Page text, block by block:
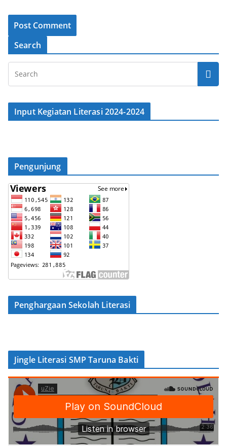
Search
Input Kegiatan Literasi 2024-2024
Pengunjung
Penghargaan Sekolah Literasi
Jingle Literasi SMP Taruna Bakti